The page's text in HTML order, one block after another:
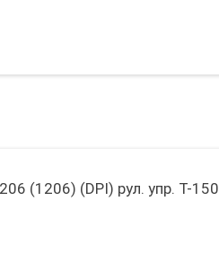
(1206) (DPI) рул. упр. Т-150